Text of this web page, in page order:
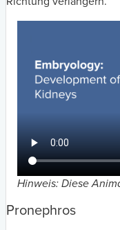
Hinweis: Diese
Pronephros